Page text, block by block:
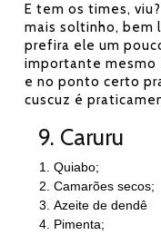
E tem os times,
mais soltinho, bem
prefira ele um
importante mesmo
e no ponto certo
cuscuz é
9. Caruru
Quiabo;
Camarões secos;
Azeite de dendê
Pimenta;